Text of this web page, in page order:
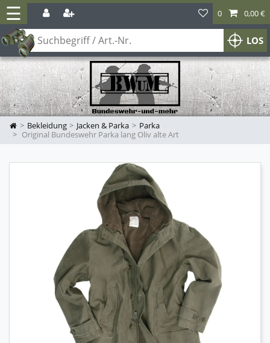
☰
LOS
0 0,00 €
Bekleidung Jacken & Parka
Parka
Original Bundeswehr Parka lang Oliv alte Art